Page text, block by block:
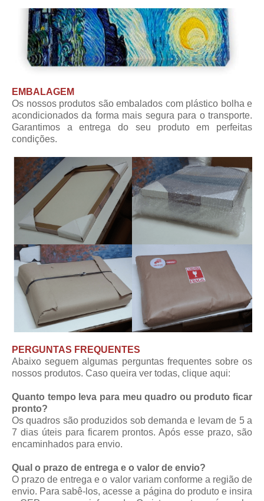
EMBALAGEM
Os nossos produtos são embalados com plástico bolha e
acondicionados da forma mais segura para o transporte.
Garantimos a entrega do seu produto em perfeitas
condições.
PERGUNTAS FREQUENTES
Abaixo seguem algumas perguntas frequentes sobre os
nossos produtos. Caso queira ver todas, clique aqui:
Quanto tempo leva para meu quadro ou produto ficar
pronto?
Os quadros são produzidos sob demanda e levam de 5 a
7 dias úteis para ficarem prontos. Após esse prazo, são
encaminhados para envio.
Qual o prazo de entrega e o valor de envio?
O prazo de entrega e o valor variam conforme a região de
envio. Para sabê-los, acesse a página do produto e insira